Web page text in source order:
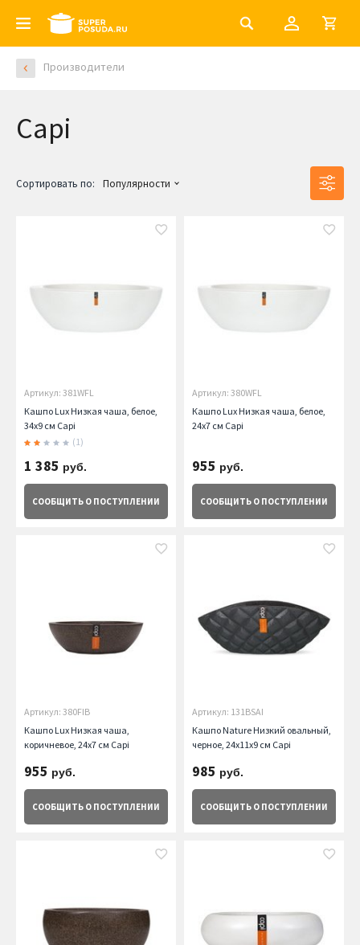
Производители
Capi
Сортировать по: Популярности
Артикул: 381WFL
Кашпо Lux Низкая чаша, белое,
34х9 см Capi
(1)
1 385 руб.
СООБЩИТЬ О ПОСТУПЛЕНИИ
Артикул: 380WFL
Кашпо Lux Низкая чаша, белое,
24х7 см Capi
955 руб.
СООБЩИТЬ О ПОСТУПЛЕНИИ
Артикул: 380FIB
Кашпо Lux Низкая чаша,
коричневое, 24х7 см Capi
955 руб.
СООБЩИТЬ О ПОСТУПЛЕНИИ
Артикул: 131BSAI
Кашпо Nature Низкий овальный,
черное, 24х11х9 см Capi
985 руб.
СООБЩИТЬ О ПОСТУПЛЕНИИ